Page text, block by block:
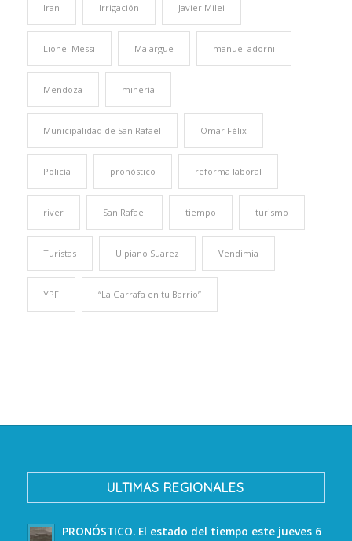
Iran Irrigación Javier Milei
Lionel Messi Malargüe manuel adorni
Mendoza minería
Municipalidad de San Rafael Omar Félix
Policía pronóstico reforma laboral
river San Rafael tiempo turismo
Turistas Ulpiano Suarez Vendimia
YPF “La Garrafa en tu Barrio”
ULTIMAS REGIONALES
PRONÓSTICO. El estado del tiempo este jueves 6